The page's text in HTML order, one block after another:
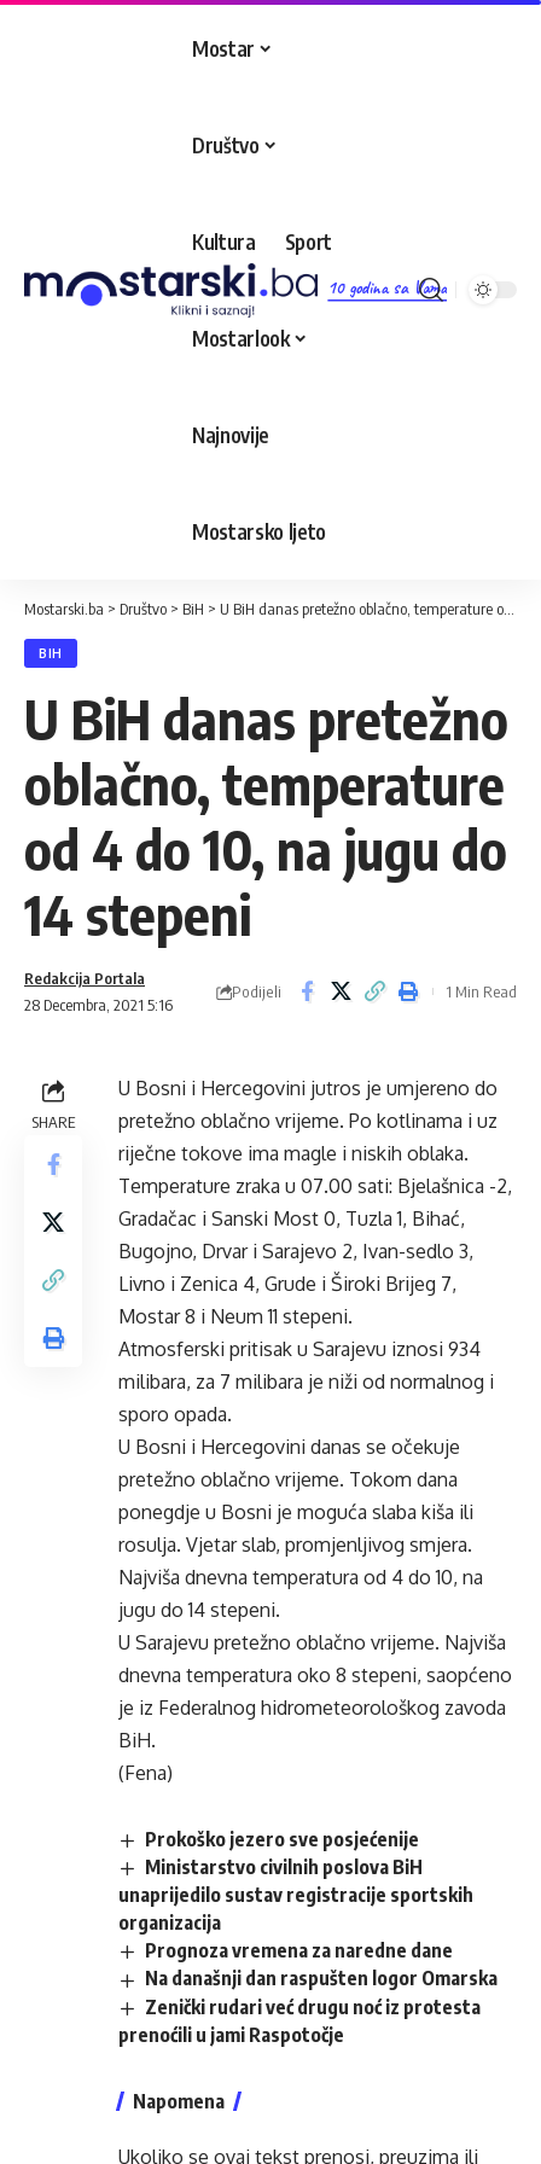
10 godina sa Vama
Mostar
Društvo
Kultura Sport
Mostarlook
Najnovije
Mostarsko ljeto
Mostarski.ba > Društvo > BiH > U BiH danas pretežno oblačno, temperature od 4 do 10, na jugu do 14 stepeni
BIH
U BiH danas pretežno
oblačno, temperature
od 4 do 10, na jugu do
14 stepeni
28 Decembra, 2021 5:16
Redakcija Portala
Podijeli 1 Min Read
SHARE
U Bosni i Hercegovini jutros je umjereno do
pretežno oblačno vrijeme. Po kotlinama i uz
riječne tokove ima magle i niskih oblaka.
Temperature zraka u 07.00 sati: Bjelašnica -2,
Gradačac i Sanski Most 0, Tuzla 1, Bihać,
Bugojno, Drvar i Sarajevo 2, Ivan-sedlo 3,
Livno i Zenica 4, Grude i Široki Brijeg 7,
Mostar 8 i Neum 11 stepeni.
Atmosferski pritisak u Sarajevu iznosi 934
milibara, za 7 milibara je niži od normalnog i
sporo opada.
U Bosni i Hercegovini danas se očekuje
pretežno oblačno vrijeme. Tokom dana
ponegdje u Bosni je moguća slaba kiša ili
rosulja. Vjetar slab, promjenljivog smjera.
Najviša dnevna temperatura od 4 do 10, na
jugu do 14 stepeni.
U Sarajevu pretežno oblačno vrijeme. Najviša
dnevna temperatura oko 8 stepeni, saopćeno
je iz Federalnog hidrometeorološkog zavoda
BiH.
(Fena)
Prokoško jezero sve posjećenije
Ministarstvo civilnih poslova BiH
unaprijedilo sustav registracije sportskih
organizacija
Prognoza vremena za naredne dane
Na današnji dan raspušten logor Omarska
Zenički rudari već drugu noć iz protesta
prenoćili u jami Raspotočje
Napomena
Ukoliko se ovaj tekst prenosi, preuzima ili